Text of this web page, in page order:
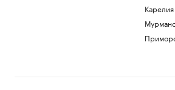
Карелия